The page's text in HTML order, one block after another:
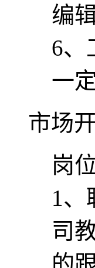
编
6、
一
市场
岗
1、
司